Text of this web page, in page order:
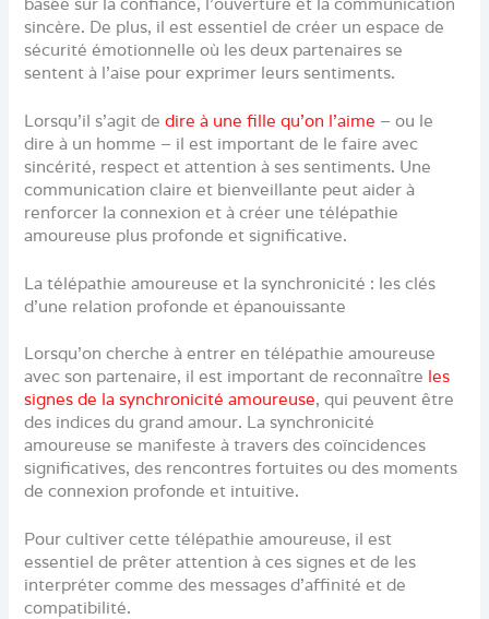
sincère. De plus, il est essentiel de créer un espace de
sécurité émotionnelle où les deux partenaires se
sentent à l’aise pour exprimer leurs sentiments.
Lorsqu’il s’agit dedire à une fille qu’on l’aime – ou le
dire à un homme – il est important de le faire avec
sincérité, respect et attention à ses sentiments. Une
communication claire et bienveillante peut aider à
renforcer la connexion et à créer une télépathie
amoureuse plus profonde et significative.
La télépathie amoureuse et la synchronicité : les clés
d’une relation profonde et épanouissante
Lorsqu’on cherche à entrer en télépathie amoureuse
avec son partenaire, il est important de reconnaître les
signes de la synchronicité amoureuse, qui peuvent être
des indices du grand amour. La synchronicité
amoureuse se manifeste à travers des coïncidences
significatives, des rencontres fortuites ou des moments
de connexion profonde et intuitive.
Pour cultiver cette télépathie amoureuse, il est
essentiel de prêter attention à ces signes et de les
interpréter comme des messages d’affinité et de
compatibilité.